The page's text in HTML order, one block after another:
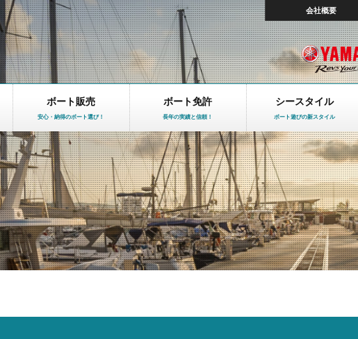
会社概要
ボート販売
安心・納得のボート選び！
ボート免許
長年の実績と信頼！
シースタイル
ボート遊びの新スタイル